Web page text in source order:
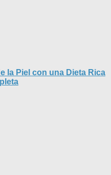
la Piel con una Dieta Rica